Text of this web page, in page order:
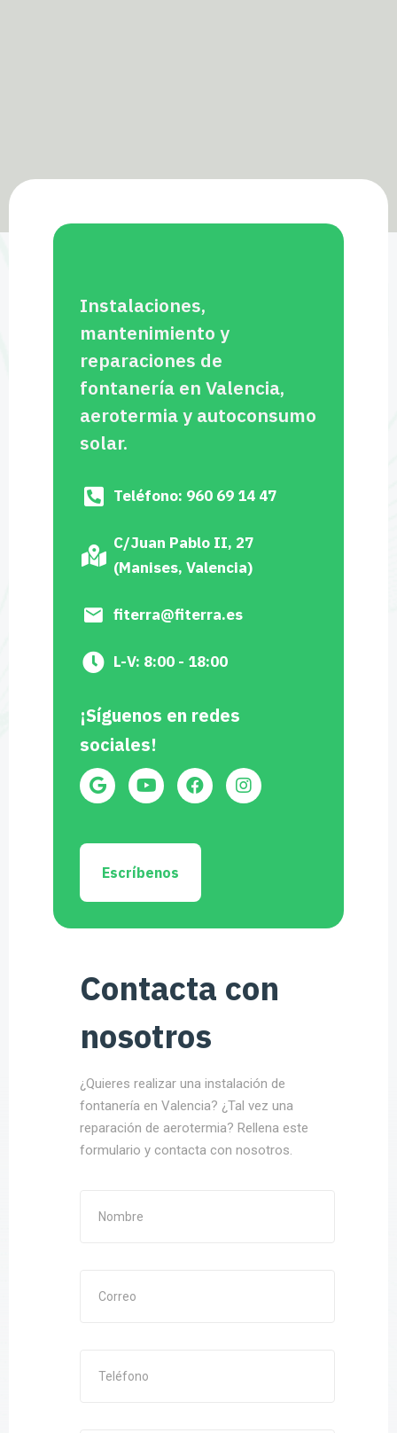
Instalaciones,
mantenimiento y
reparaciones de
fontanería en Valencia,
aerotermia y autoconsumo
solar.
Teléfono: 960 69 14 47
C/Juan Pablo II, 27
(Manises, Valencia)
fiterra@fiterra.es
L-V: 8:00 - 18:00
¡Síguenos en redes
sociales!
Escríbenos
Contacta con
nosotros
¿Quieres realizar una instalación de
fontanería en Valencia? ¿Tal vez una
reparación de aerotermia? Rellena este
formulario y contacta con nosotros.